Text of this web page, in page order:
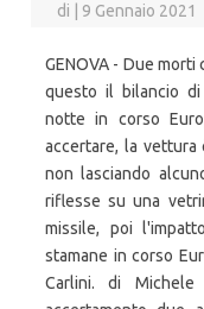
di 9 Gennaio 2021
GENOVA - Due
questo il bilancio
notte in corso
accertare, la
non lasciando
riflesse su una
missile, poi
stamane in corso
Carlini. di